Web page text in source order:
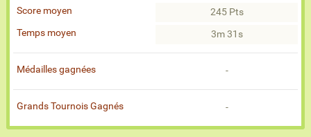
Score moyen
245 Pts
Temps moyen
3m 31s
Médailles gagnées -
Grands Tournois Gagnés -